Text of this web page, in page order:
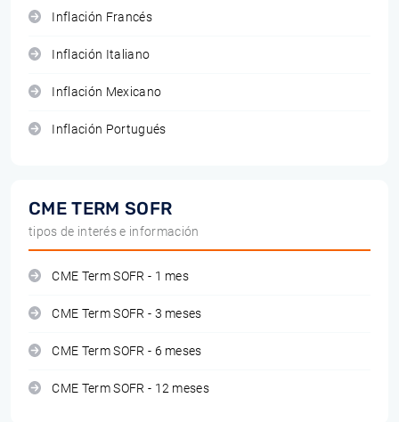
Inflación Francés
Inflación Italiano
Inflación Mexicano
Inflación Portugués
CME TERM SOFR
tipos de interés e información
CME Term SOFR - 1 mes
CME Term SOFR - 3 meses
CME Term SOFR - 6 meses
CME Term SOFR - 12 meses